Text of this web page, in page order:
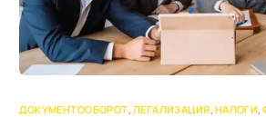
ДОКУМЕНТООБОРОТ, ЛЕГАЛИЗАЦИЯ, НАЛОГИ,